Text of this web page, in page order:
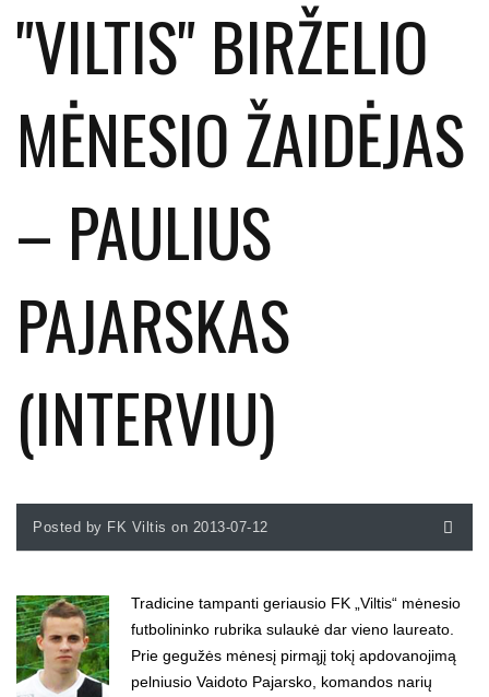
"VILTIS" BIRŽELIO
MĖNESIO ŽAIDĖJAS
– PAULIUS
PAJARSKAS
(INTERVIU)
Posted by FK Viltis on 2013-07-12
Tradicine tampanti geriausio FK „Viltis“ mėnesio
futbolininko rubrika sulaukė dar vieno laureato.
Prie gegužės mėnesį pirmąjį tokį apdovanojimą
pelniusio Vaidoto Pajarsko, komandos narių